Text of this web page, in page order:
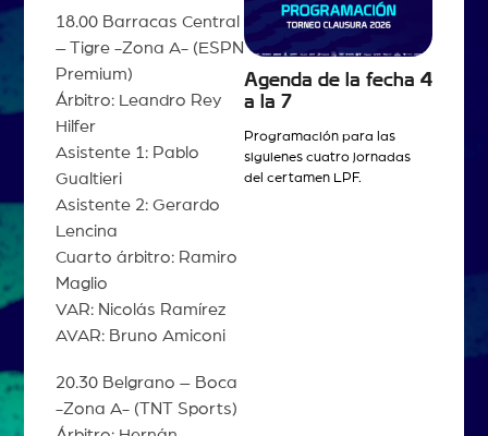
18.00 Barracas Central
– Tigre -Zona A- (ESPN
Premium)
Árbitro: Leandro Rey
Hilfer
Asistente 1: Pablo
Gualtieri
Asistente 2: Gerardo
Lencina
Cuarto árbitro: Ramiro
Maglio
VAR: Nicolás Ramírez
AVAR: Bruno Amiconi
20.30 Belgrano – Boca
-Zona A- (TNT Sports)
Agenda de la fecha 4
a la 7
Programación para las
siguienes cuatro jornadas
del certamen LPF.